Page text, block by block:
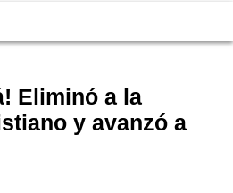
Eliminó a la
y avanzó a